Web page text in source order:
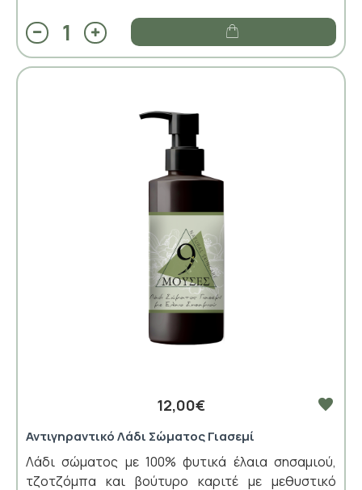
12,00€
Αντιγηραντικό Λάδι Σώματος Γιασεμί
Λάδι σώματος με 100% φυτικά έλαια σησαμιού,
τζοτζόμπα και βούτυρο καριτέ με μεθυστικό